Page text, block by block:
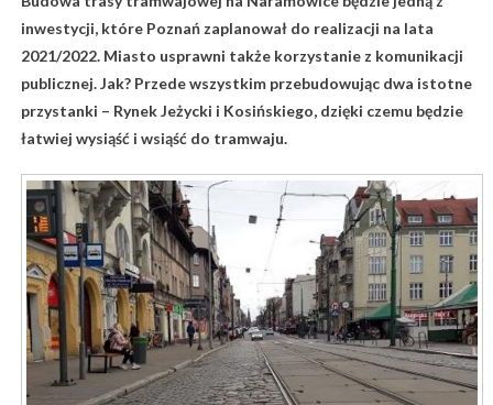
inwestycji, które Poznań zaplanował do realizacji na lata
2021/2022. Miasto usprawni także korzystanie z komunikacji
publicznej. Jak? Przede wszystkim przebudowując dwa istotne
przystanki – Rynek Jeżycki i Kosińskiego, dzięki czemu będzie
łatwiej wysiąść i wsiąść do tramwaju.